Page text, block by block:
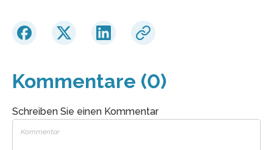
Kommentare (0)
Schreiben Sie einen Kommentar